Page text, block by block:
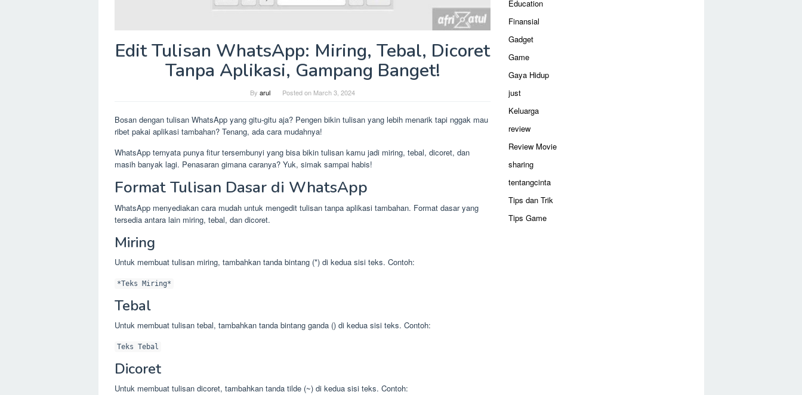
Edit Tulisan WhatsApp: Miring, Tebal, Dicoret
Tanpa Aplikasi, Gampang Banget!
By arul Posted on March 3, 2024
Bosan dengan tulisan WhatsApp yang gitu-gitu aja? Pengen bikin tulisan yang lebih menarik tapi nggak mau
ribet pakai aplikasi tambahan? Tenang, ada cara mudahnya!
WhatsApp ternyata punya fitur tersembunyi yang bisa bikin tulisan kamu jadi miring, tebal, dicoret, dan
masih banyak lagi. Penasaran gimana caranya? Yuk, simak sampai habis!
Format Tulisan Dasar di WhatsApp
WhatsApp menyediakan cara mudah untuk mengedit tulisan tanpa aplikasi tambahan. Format dasar yang
tersedia antara lain miring, tebal, dan dicoret.
Miring
Untuk membuat tulisan miring, tambahkan tanda bintang (*) di kedua sisi teks. Contoh:
*Teks Miring*
Tebal
Untuk membuat tulisan tebal, tambahkan tanda bintang ganda () di kedua sisi teks. Contoh:
Teks Tebal
Dicoret
Untuk membuat tulisan dicoret, tambahkan tanda tilde (~) di kedua sisi teks. Contoh:
Education
Finansial
Gadget
Game
Gaya Hidup
just
Keluarga
review
Review Movie
sharing
tentangcinta
Tips dan Trik
Tips Game